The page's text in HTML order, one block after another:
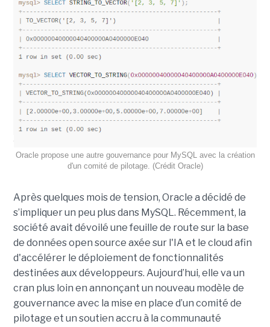
Oracle propose une autre gouvernance pour MySQL avec la création
d'un comité de pilotage. (Crédit Oracle)
Après quelques mois de tension, Oracle a décidé de
s’impliquer un peu plus dans MySQL. Récemment, la
société avait dévoilé une feuille de route sur la base
de données open source axée sur l'IA et le cloud afin
d'accélérer le déploiement de fonctionnalités
destinées aux développeurs. Aujourd’hui, elle va un
cran plus loin en annonçant un nouveau modèle de
gouvernance avec la mise en place d’un comité de
pilotage et un soutien accru à la communauté